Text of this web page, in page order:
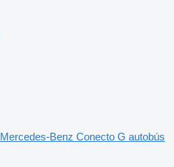
Mercedes-Benz Conecto G autobús